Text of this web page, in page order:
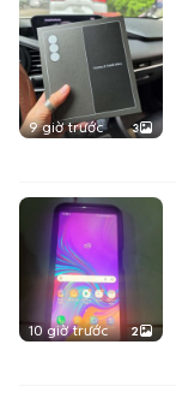
9 giờ trước 3
10 giờ trước 2